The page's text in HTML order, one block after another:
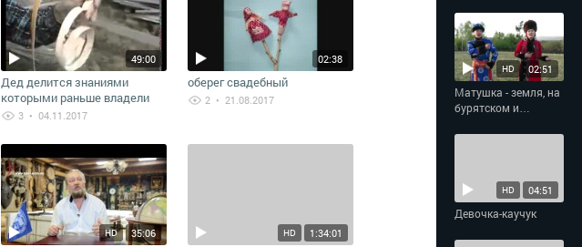
49:00
Дед делится знаниями
которыми раньше владели
3 • 04.11.2017
02:38
оберег свадебный
2 • 21.08.2017
35:06
HD 1:34:01
HD
02:51
HD
Матушка - земля, на
бурятском и
04:51
HD
Девочка-каучук